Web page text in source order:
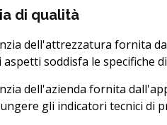
di qualità
dell'attrezzatura fornita
soddisfa le specifiche
dell'azienda fornita
gli indicatori tecnici di